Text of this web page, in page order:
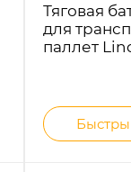
Тяговая
для
паллет